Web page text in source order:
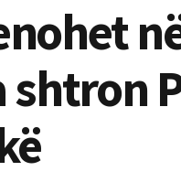
shtron